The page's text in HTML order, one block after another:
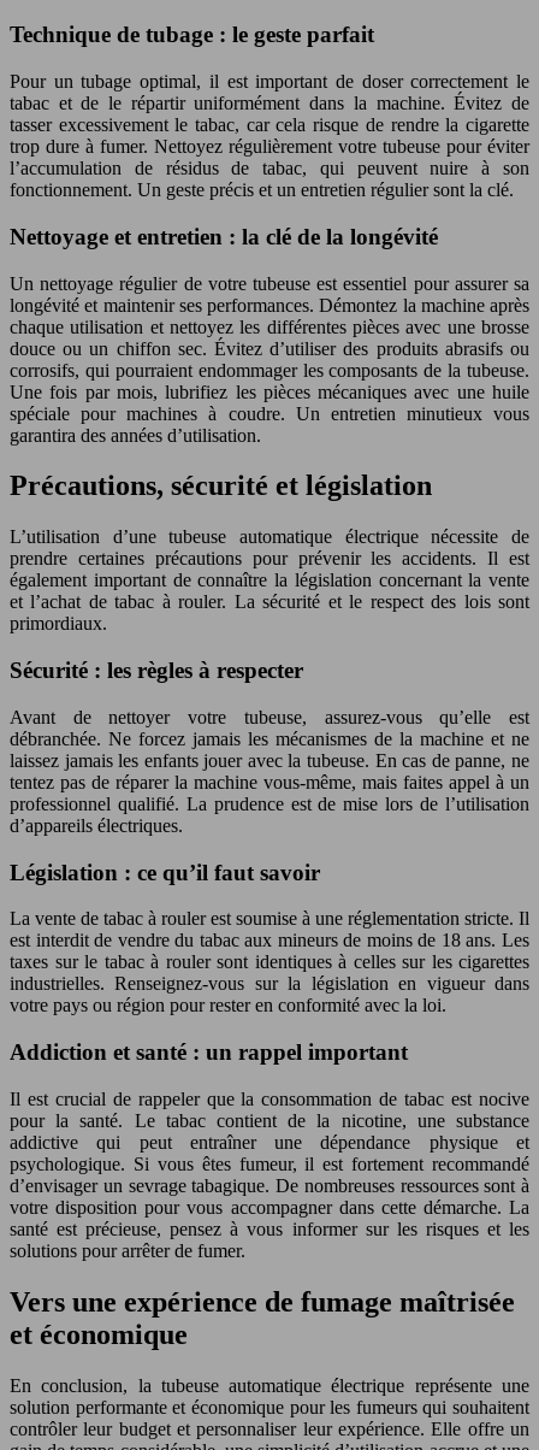
Technique de tubage : le geste parfait
Pour un tubage optimal, il est important de doser correctement le
tabac et de le répartir uniformément dans la machine. Évitez de
tasser excessivement le tabac, car cela risque de rendre la cigarette
trop dure à fumer. Nettoyez régulièrement votre tubeuse pour éviter
l’accumulation de résidus de tabac, qui peuvent nuire à son
fonctionnement. Un geste précis et un entretien régulier sont la clé.
Nettoyage et entretien : la clé de la longévité
Un nettoyage régulier de votre tubeuse est essentiel pour assurer sa
longévité et maintenir ses performances. Démontez la machine après
chaque utilisation et nettoyez les différentes pièces avec une brosse
douce ou un chiffon sec. Évitez d’utiliser des produits abrasifs ou
corrosifs, qui pourraient endommager les composants de la tubeuse.
Une fois par mois, lubrifiez les pièces mécaniques avec une huile
spéciale pour machines à coudre. Un entretien minutieux vous
garantira des années d’utilisation.
Précautions, sécurité et législation
L’utilisation d’une tubeuse automatique électrique nécessite de
prendre certaines précautions pour prévenir les accidents. Il est
également important de connaître la législation concernant la vente
et l’achat de tabac à rouler. La sécurité et le respect des lois sont
primordiaux.
Sécurité : les règles à respecter
Avant de nettoyer votre tubeuse, assurez-vous qu’elle est
débranchée. Ne forcez jamais les mécanismes de la machine et ne
laissez jamais les enfants jouer avec la tubeuse. En cas de panne, ne
tentez pas de réparer la machine vous-même, mais faites appel à un
professionnel qualifié. La prudence est de mise lors de l’utilisation
d’appareils électriques.
Législation : ce qu’il faut savoir
La vente de tabac à rouler est soumise à une réglementation stricte. Il
est interdit de vendre du tabac aux mineurs de moins de 18 ans. Les
taxes sur le tabac à rouler sont identiques à celles sur les cigarettes
industrielles. Renseignez-vous sur la législation en vigueur dans
votre pays ou région pour rester en conformité avec la loi.
Addiction et santé : un rappel important
Il est crucial de rappeler que la consommation de tabac est nocive
pour la santé. Le tabac contient de la nicotine, une substance
addictive qui peut entraîner une dépendance physique et
psychologique. Si vous êtes fumeur, il est fortement recommandé
d’envisager un sevrage tabagique. De nombreuses ressources sont à
votre disposition pour vous accompagner dans cette démarche. La
santé est précieuse, pensez à vous informer sur les risques et les
solutions pour arrêter de fumer.
Vers une expérience de fumage maîtrisée
et économique
En conclusion, la tubeuse automatique électrique représente une
solution performante et économique pour les fumeurs qui souhaitent
contrôler leur budget et personnaliser leur expérience. Elle offre un